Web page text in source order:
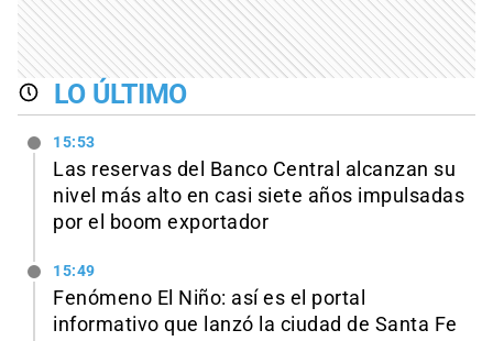
LO ÚLTIMO
15:53
Las reservas del Banco Central alcanzan su
nivel más alto en casi siete años impulsadas
por el boom exportador
15:49
Fenómeno El Niño: así es el portal
informativo que lanzó la ciudad de Santa Fe